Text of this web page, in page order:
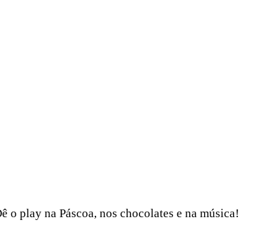
play na Páscoa, nos chocolates e na música!